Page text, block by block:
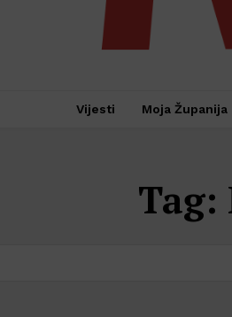
Vijesti Moja Županija
Tag: